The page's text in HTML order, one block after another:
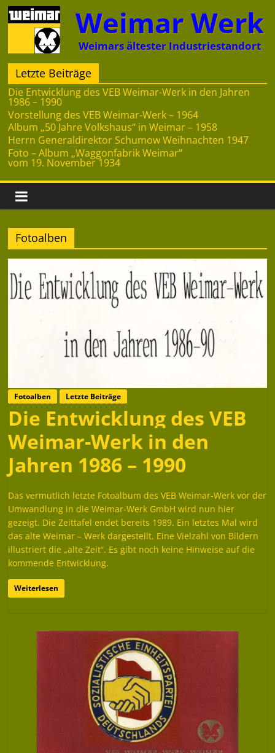
Zum
Inhalt
springen
Weimar Werk
Weimars ältester Industriestandort
Letzte Beiträge
Die Entwicklung des VEB Weimar-Werk in den Jahren
1986 – 1990
Vorstellung des VEB Weimar-Werk – 1964
Album „50 Jahre Volkshaus“ in Weimar – 1958
Herrn Generaldirektor Schumow Weihnachten 1947
Foto – Album „Waggonfabrik Weimar“
vom 19. November 1934
Fotoalben
Fotoalben Letzte Beiträge
Die Entwicklung des VEB
Weimar-Werk in den
Jahren 1986 – 1990
Das vermutlich letzte Fotoalbum des VEB Weimar-Werk vor der
Umwandlung in die Weimar-Werk GmbH wird nun hier
gezeigt. Die Zeittafel endet bereits 1989. Ein letztes Mal wird
das alte Weimar – Werk dargestellt. Eine Vielzahl von Bildern
illustriert die „alte Zeit“. Es gibt noch keine Hinweise auf die
kommende Entwicklung.
Weiterlesen